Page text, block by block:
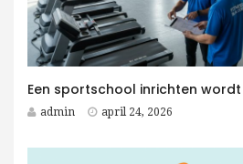
admin april 24, 2026